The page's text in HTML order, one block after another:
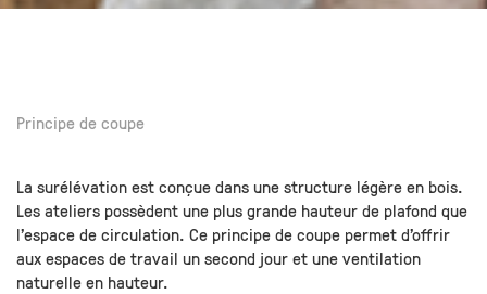
Principe de coupe
La surélévation est conçue dans une structure légère en bois.
Les ateliers possèdent une plus grande hauteur de plafond que
l’espace de circulation. Ce principe de coupe permet d’offrir
aux espaces de travail un second jour et une ventilation
naturelle en hauteur.